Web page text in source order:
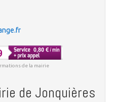
de la mairie
de Jonquières